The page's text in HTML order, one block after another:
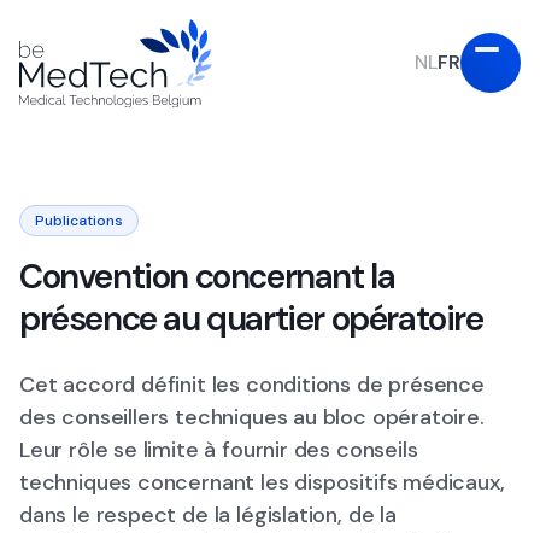
NLFR
Publications
Convention concernant la
présence au quartier opératoire
Cet accord définit les conditions de présence
des conseillers techniques au bloc opératoire.
Leur rôle se limite à fournir des conseils
techniques concernant les dispositifs médicaux,
dans le respect de la législation, de la